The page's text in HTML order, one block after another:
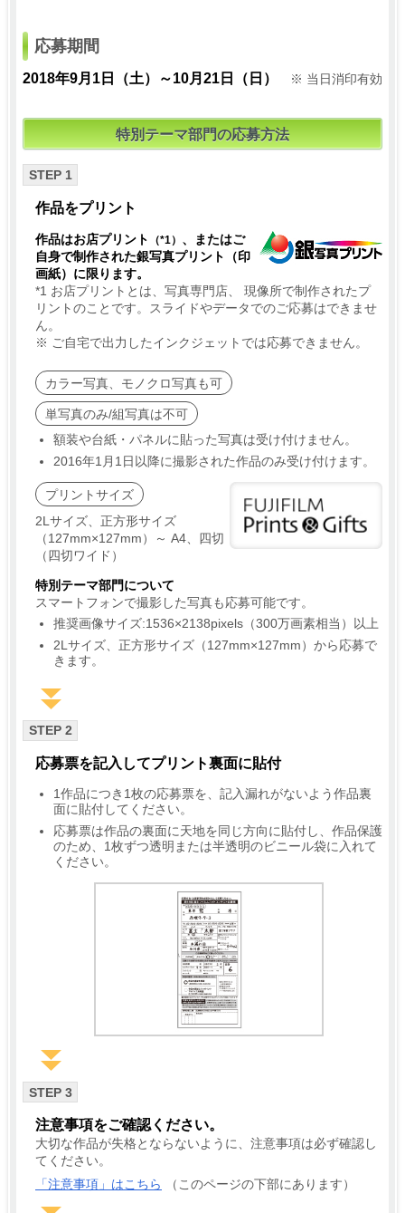
応募期間
2018年9月1日（土） ～10月21日（日） ※ 当日消印有効
特別テーマ部門の応募方法
STEP 1
作品をプリント
作品はお店プリント （*1） 、またはご
自身で制作された銀写真プリント（印
画紙）に限ります。
*1 お店プリントとは、写真専門店、 現像所で制作されたプ
リントのことです。スライドやデータでのご応募はできませ
ん。
※ ご自宅で出力したインクジェットでは応募できません。
カラー写真、モノクロ写真も可
単写真のみ/組写真は不可
額装や台紙・パネルに貼った写真は受け付けません。
2016年1月1日以降に撮影された作品のみ受け付けます。
プリントサイズ
2Lサイズ、正方形サイズ
（127mm×127mm）～ A4、四切
（四切ワイド）
特別テーマ部門について
スマートフォンで撮影した写真も応募可能です。
推奨画像サイズ:1536×2138pixels（300万画素相当）以上
2Lサイズ、正方形サイズ（127mm×127mm）から応募で
きます。
STEP 2
応募票を記入してプリント裏面に貼付
1作品につき1枚の応募票を、記入漏れがないよう作品裏
面に貼付してください。
応募票は作品の裏面に天地を同じ方向に貼付し、作品保護
のため、1枚ずつ透明または半透明のビニール袋に入れて
ください。
STEP 3
注意事項をご確認ください。
大切な作品が失格とならないように、注意事項は必ず確認し
てください。
「注意事項」はこちら
（このページの下部にあります）